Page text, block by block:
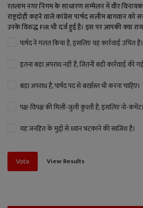
रतलाम नगर निगम के साधारण सम्मेलन में वीर
राष्ट्रदोही कहने वाले कांग्रेस पार्षद सलीम बागवान
उनके विरुद्ध FIR भी दर्ज हुई है। इस पर आपकी क्या
पार्षद ने गलत किया है, इसलिए यह कार्रवाई उचित है।
इतना बड़ा अपराध नहीं है, जितनी बड़ी कार्रवाई की
बड़ा अपराध है, पार्षद पद से बर्खास्त भी करना चाहिए।
पक्ष-विपक्ष की मिली-जुली कुश्ती है, इसलिए नो-कमेंट।
यह जनहित के मुद्दों से ध्यान भटकाने की साजिश है।
Vote View Results